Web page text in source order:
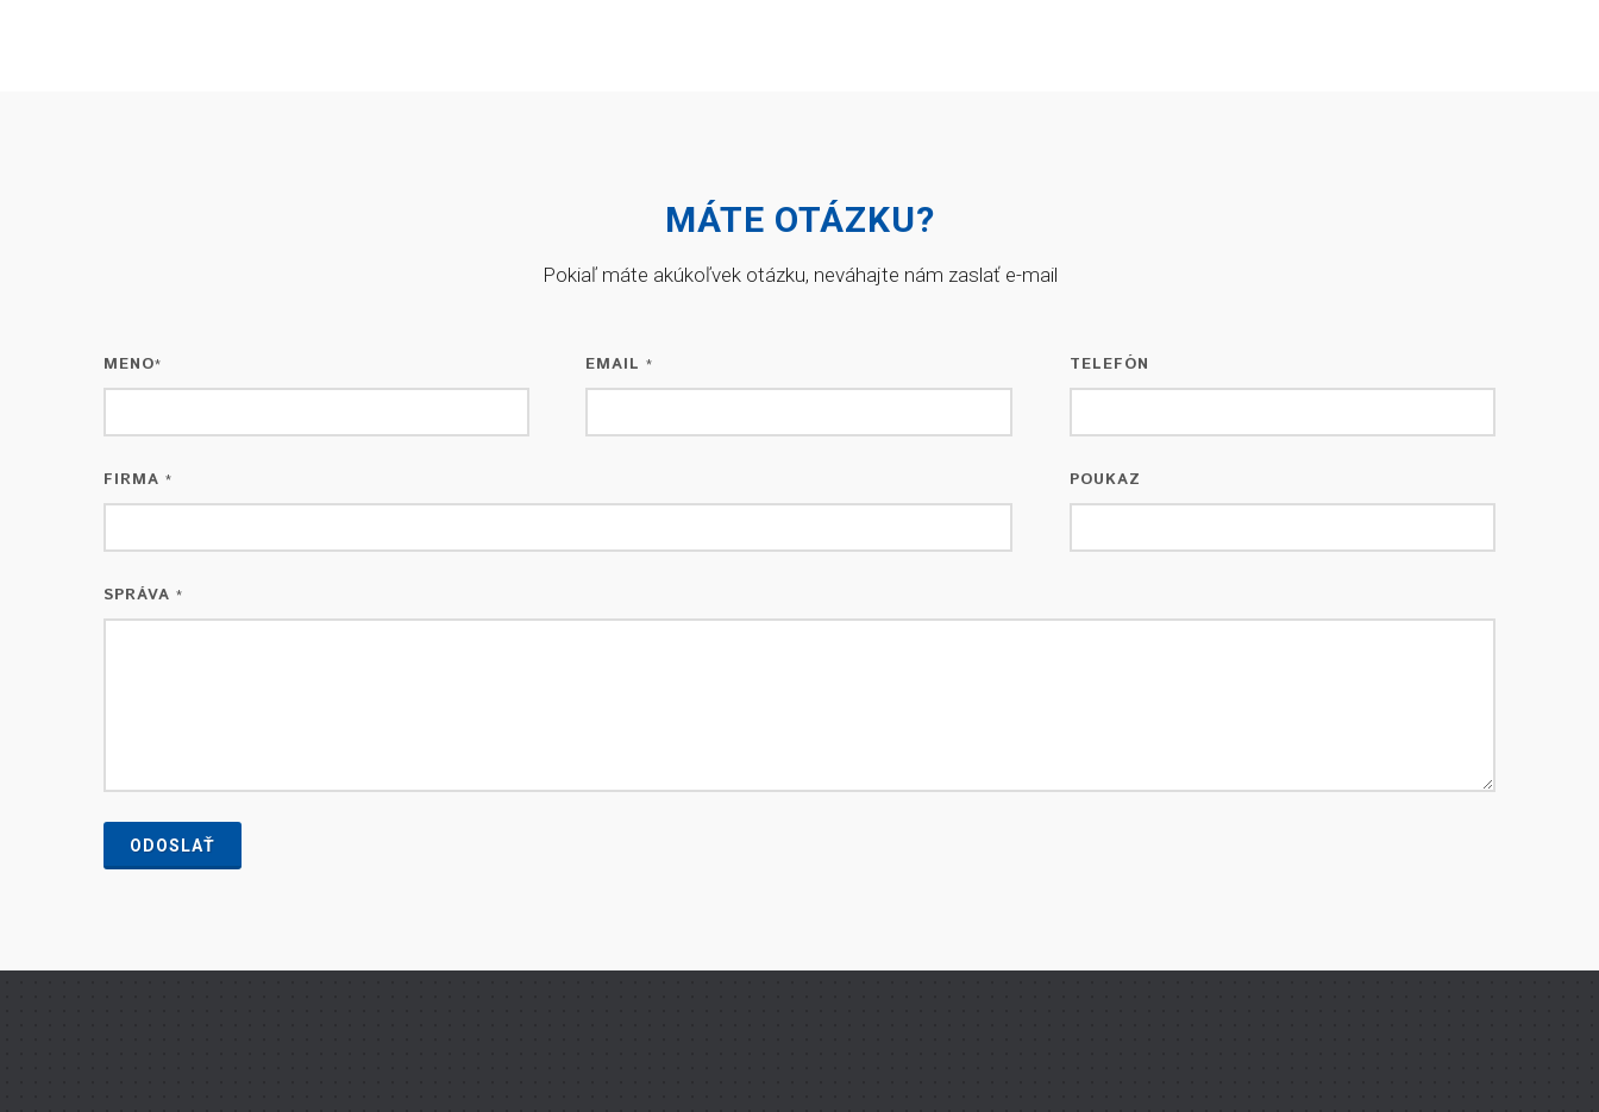
MÁTE OTÁZKU?
Pokiaľ máte akúkoľvek otázku, neváhajte nám zaslať e-mail
MENO* EMAIL* TELEFÓN
FIRMA * POUKAZ
SPRÁVA *
ODOSLAŤ